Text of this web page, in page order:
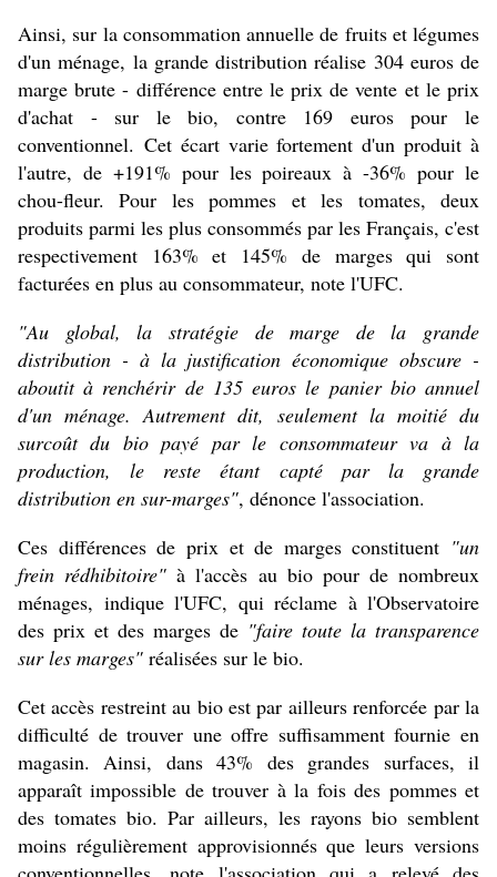
Ainsi, sur la consommation annuelle de fruits et légumes
d'un ménage, la grande distribution réalise 304 euros de
marge brute - différence entre le prix de vente et le prix
d'achat - sur le bio, contre 169 euros pour le
conventionnel. Cet écart varie fortement d'un produit à
l'autre, de +191% pour les poireaux à -36% pour le
chou-fleur. Pour les pommes et les tomates, deux
produits parmi les plus consommés par les Français, c'est
respectivement 163% et 145% de marges qui sont
facturées en plus au consommateur, note l'UFC.
"Au global, la stratégie de marge de la grande
distribution - à la justification économique obscure -
aboutit à renchérir de 135 euros le panier bio annuel
d'un ménage. Autrement dit, seulement la moitié du
surcoût du bio payé par le consommateur va à la
production, le reste étant capté par la grande
distribution en sur-marges", dénonce l'association.
Ces différences de prix et de marges constituent "un
frein rédhibitoire" à l'accès au bio pour de nombreux
ménages, indique l'UFC, qui réclame à l'Observatoire
des prix et des marges de "faire toute la transparence
sur les marges" réalisées sur le bio.
Cet accès restreint au bio est par ailleurs renforcée par la
difficulté de trouver une offre suffisamment fournie en
magasin. Ainsi, dans 43% des grandes surfaces, il
apparaît impossible de trouver à la fois des pommes et
des tomates bio. Par ailleurs, les rayons bio semblent
moins régulièrement approvisionnés que leurs versions